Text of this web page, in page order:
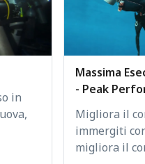
in
Massima
- Peak
Migliora il
immergiti
migliora il